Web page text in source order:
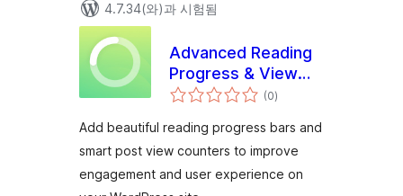
4.7.34(와)과 시험됨
Advanced Reading
Progress & View
Counter
(0전
체
점
)
Add beautiful reading progress bars and
smart post view counters to improve
engagement and user experience on